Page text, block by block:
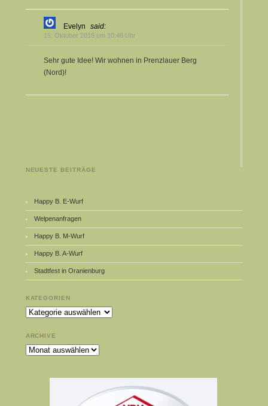
Evelyn said:
15. Oktober 2015 um 10:46 Uhr
Sehr gute Idee! Wir wohnen in Prenzlauer Berg
(Nord)!
NEUESTE BEITRÄGE
Happy B. E-Wurf
Welpenanfragen
Happy B. M-Wurf
Happy B. A-Wurf
Stadtfest in Oranienburg
KATEGORIEN
Kategorien
ARCHIVE
Archive